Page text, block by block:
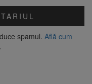
spamul. Află cum
.